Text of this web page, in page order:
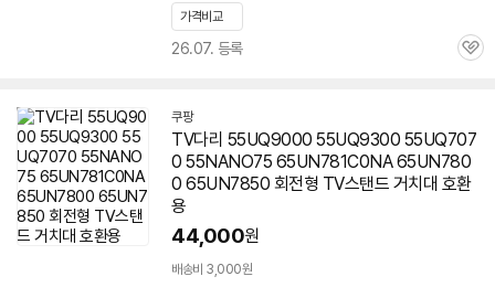
가격비교
26.07. 등록
관
쿠팡
TV다리 55UQ9000 55UQ9300 55UQ707
0 55NANO75 65UN781C0NA 65UN780
0 65UN7850 회전형 TV스탠드 거치대 호환
용
44,000원
배송비 3,000원